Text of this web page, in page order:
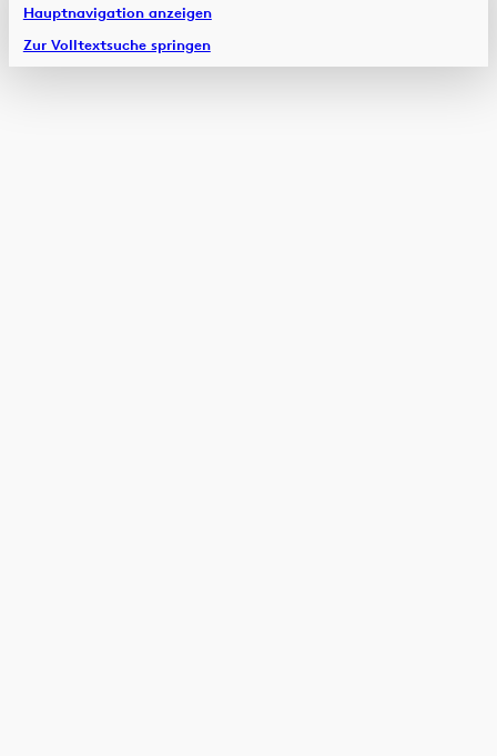
Hauptnavigation anzeigen
Zur Volltextsuche springen